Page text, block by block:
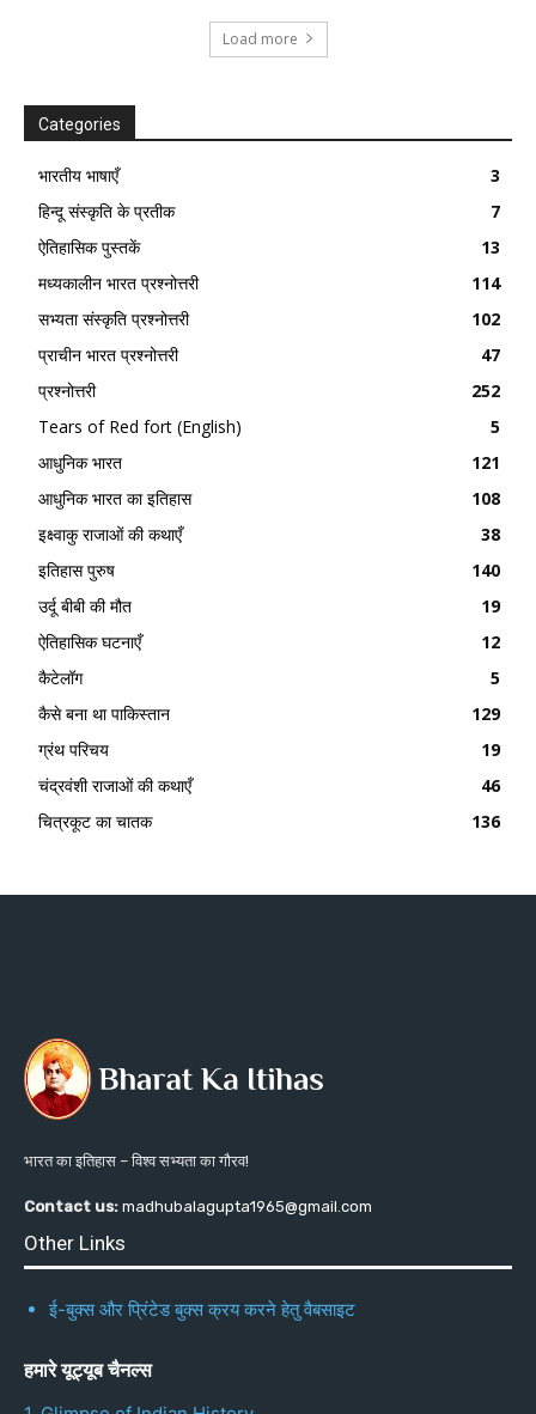
Load more
Categories
भारतीय भाषाएँ
3
हिन्दू संस्कृति के प्रतीक
7
ऐतिहासिक पुस्तकें
13
मध्यकालीन भारत प्रश्नोत्तरी
114
सभ्यता संस्कृति प्रश्नोत्तरी
102
प्राचीन भारत प्रश्नोत्तरी
47
प्रश्नोत्तरी
252
Tears of Red fort (English)
5
आधुनिक भारत
121
आधुनिक भारत का इतिहास
108
इक्ष्वाकु राजाओं की कथाएँ
38
इतिहास पुरुष
140
उर्दू बीबी की मौत
19
ऐतिहासिक घटनाएँ
12
कैटेलॉग
5
कैसे बना था पाकिस्तान
129
ग्रंथ परिचय
19
चंद्रवंशी राजाओं की कथाएँ
46
चित्रकूट का चातक
136
भारत का इतिहास – विश्व सभ्यता का गौरव!
Contact us: madhubalagupta1965@gmail.com
Other Links
ई-बुक्स और प्रिंटेड बुक्स क्रय करने हेतु वैबसाइट
हमारे यूट्यूब चैनल्स